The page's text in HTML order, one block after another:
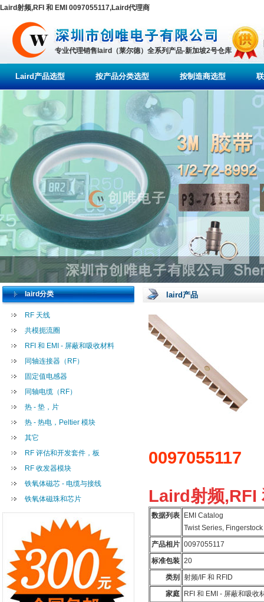
Laird射频,RFI 和 EMI 0097055117,Laird代理商
专业代理销售laird（莱尔德）全系列产品-新加坡2号仓库
Laird产品选型 按产品分类选型 按制造商选型
laird分类
RF 天线
共模扼流圈
RFI 和 EMI - 屏蔽和吸收材料
同轴连接器（RF）
固定值电感器
同轴电缆（RF）
热 - 垫，片
热 - 热电，Peltier 模块
其它
RF 评估和开发套件，板
RF 收发器模块
铁氧体磁芯 - 电缆与接线
铁氧体磁珠和芯片
laird产品
0097055117
Laird射频,RFI
数据列表
EMI Catalog
Twist Series,
产品相片 0097055117
标准包装 20
类别
射频/IF 和 RFID
家庭
RFI 和 EMI - 屏蔽和吸收